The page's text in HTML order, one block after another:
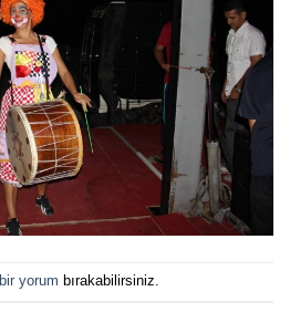
bir yorum bırakabilirsiniz.